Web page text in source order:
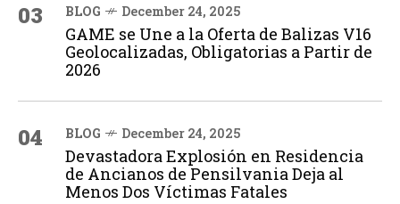
03 BLOG December 24, 2025
GAME se Une a la Oferta de Balizas V16
Geolocalizadas, Obligatorias a Partir de
2026
04 BLOG December 24, 2025
Devastadora Explosión en Residencia
de Ancianos de Pensilvania Deja al
Menos Dos Víctimas Fatales